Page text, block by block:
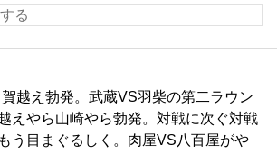
越え勃発。武蔵VS羽柴の第二ラウン
えやら山崎やら勃発。対戦に次ぐ対戦
う目まぐるしく。肉屋VS八百屋がや